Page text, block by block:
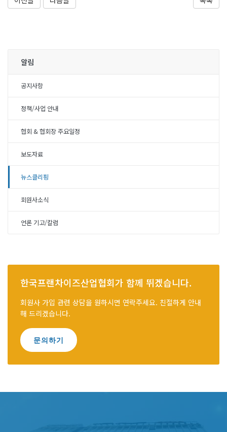
알림
공지사항
정책/사업 안내
협회 & 협회장 주요일정
보도자료
뉴스클리핑
회원사소식
언론 기고/칼럼
한국프랜차이즈산업협회가 함께 뛰겠습니다.
회원사 가입 관련 상담을 원하시면 연락주세요. 친절하게 안내
해 드리겠습니다.
문의하기